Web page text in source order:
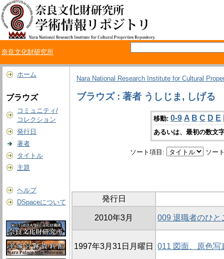
奈良文化財研究所
ホーム
ブラウズ
コミュニティ/
コレクション
発行日
著者
タイトル
主題
ヘルプ
DSpaceについて
Nara National Research Institute for Cultural
ブラウズ : 著者 うしじま, しげる
移動: 0-9 A B C D E
あるいは、最初の数文
ソート項目: ソー
発行日
2010年3月 009 退職者のひと
1997年3月31日月曜日 011 図面、原色写